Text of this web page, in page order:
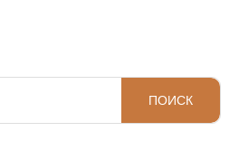
ПОИСК